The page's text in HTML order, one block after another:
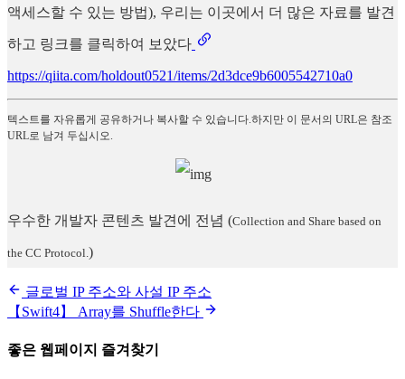
액세스할 수 있는 방법), 우리는 이곳에서 더 많은 자료를 발견
하고 링크를 클릭하여 보았다
https://qiita.com/holdout0521/items/2d3dce9b6005542710a0
텍스트를 자유롭게 공유하거나 복사할 수 있습니다.하지만 이 문서의 URL은 참조
URL로 남겨 두십시오.
우수한 개발자 콘텐츠 발견에 전념 (Collection and Share based on
the CC Protocol. )
글로벌 IP 주소와 사설 IP 주소
【Swift4】 Array를 Shuffle한다
좋은 웹페이지 즐겨찾기